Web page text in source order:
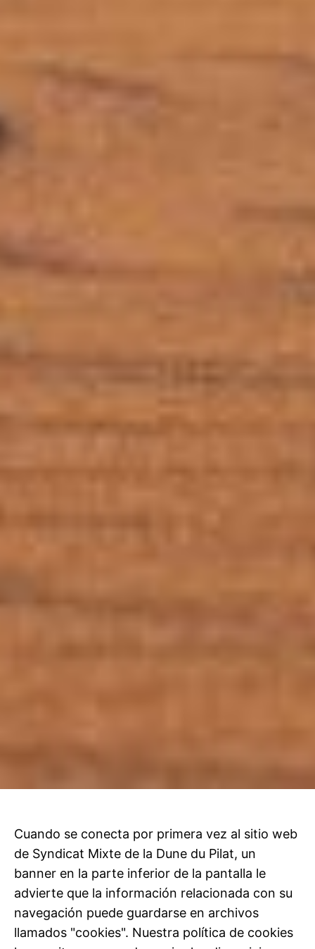
Cuando se conecta por primera vez al sitio web
de Syndicat Mixte de la Dune du Pilat, un
banner en la parte inferior de la pantalla le
advierte que la información relacionada con su
navegación puede guardarse en archivos
llamados "cookies". Nuestra política de cookies